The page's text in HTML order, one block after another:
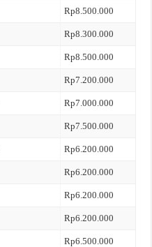
Rp8.500.000
Rp8.300.000
Rp8.500.000
Rp7.200.000
Rp7.000.000
Rp7.500.000
Rp6.200.000
Rp6.200.000
Rp6.200.000
Rp6.200.000
Rp6.500.000